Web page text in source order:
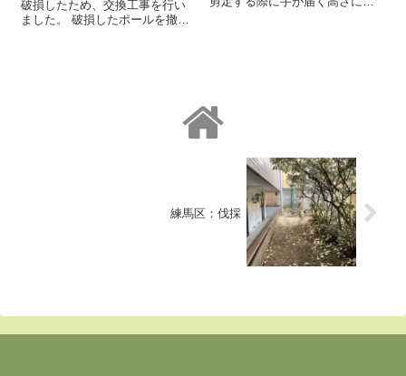
破損したため、交換工事を行い
ました。 破損したポールを撤去
練馬区：伐採